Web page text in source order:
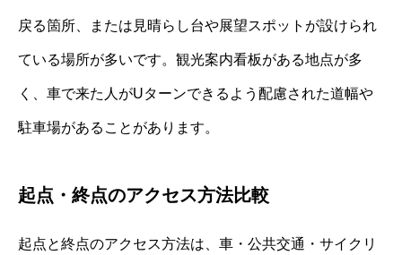
戻る箇所、または見晴らし台や展望スポットが設けられ
ている場所が多いです。観光案内看板がある地点が多
く、車で来た人がUターンできるよう配慮された道幅や
駐車場があることがあります。
起点・終点のアクセス方法比較
起点と終点のアクセス方法は、車・公共交通・サイクリ